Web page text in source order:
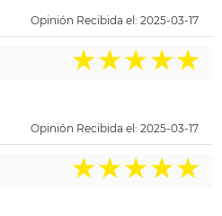
Opinión Recibida el: 2025-03-17
★★★★★
Opinión Recibida el: 2025-03-17
★★★★★